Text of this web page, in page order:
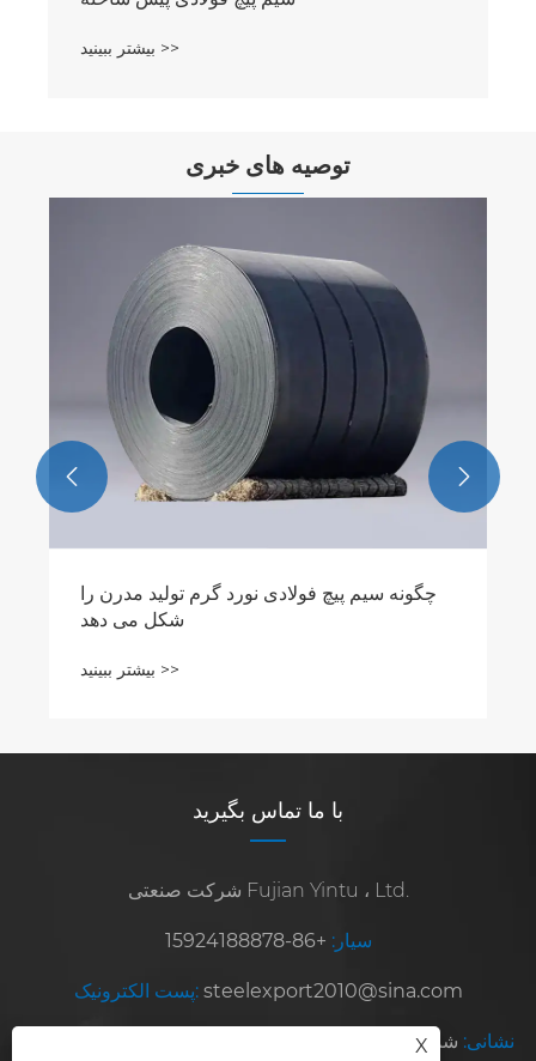
بیشتر ببینید >>
توصیه های خبری
چگونه سیم پیچ فولادی نورد گرم تولید مدرن را
شکل می دهد
بیشتر ببینید >>
 
با ما تماس بگیرید
شرکت صنعتی Fujian Yintu ، Ltd.
سیار: +86-15924188878
پست الکترونیک: steelexport2010@sina.com
نشانی: X